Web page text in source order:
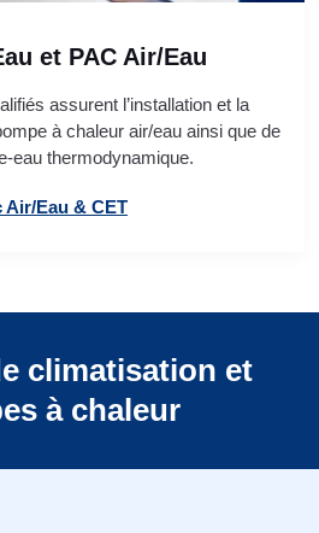
et PAC Air/Eau
assurent l’installation et la
à chaleur air/eau ainsi que de
eau thermodynamique.
Air/Eau & CET
climatisation et
à chaleur